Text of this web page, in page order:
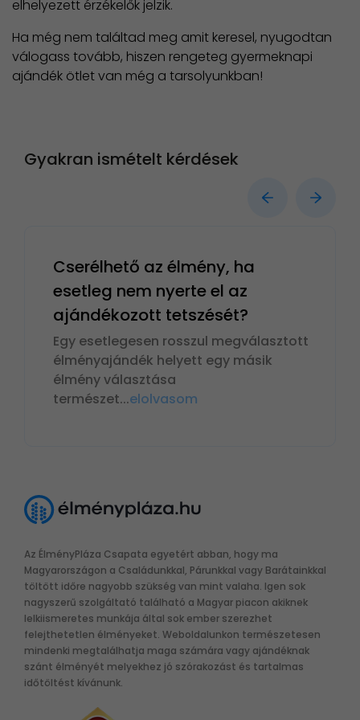
elhelyezett érzékelők jelzik.
Ha még nem találtad meg amit keresel, nyugodtan
válogass tovább, hiszen rengeteg gyermeknapi
ajándék ötlet van még a tarsolyunkban!
Gyakran ismételt kérdések
Cserélhető az élmény, ha
esetleg nem nyerte el az
ajándékozott tetszését?
Egy esetlegesen rosszul megválasztott
élményajándék helyett egy másik
élmény választása
természet...elolvasom
Az ÉlményPláza Csapata egyetért abban, hogy ma
Magyarországon a Családunkkal, Párunkkal vagy Barátainkkal
töltött időre nagyobb szükség van mint valaha. Igen sok
nagyszerű szolgáltató található a Magyar piacon akiknek
lelkiismeretes munkája által sok ember szerezhet
felejthetetlen élményeket. Weboldalunkon természetesen
mindenki megtalálhatja maga számára vagy ajándéknak
szánt élményét melyekhez jó szórakozást és tartalmas
időtöltést kívánunk.